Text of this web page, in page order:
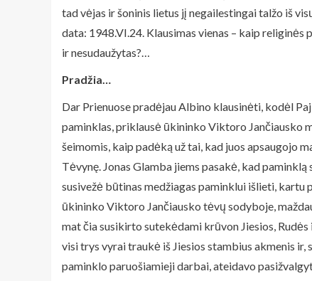
tad vėjas ir šoninis lietus jį negailestingai talžo iš
data: 1948.VI.24. Klausimas vienas – kaip
ir nesudaužytas?…
Pradžia…
Dar Prienuose pradėjau Albino klausinėti, kodėl
paminklas, priklausė ūkininko Viktoro Jančiausko
šeimomis, kaip padėką už tai, kad juos apsaugojo
Tėvynę. Jonas Glamba jiems pasakė, kad
susivežė būtinas medžiagas paminklui išlieti, kartu
ūkininko Viktoro Jančiausko tėvų sodyboje,
mat čia susikirto sutekėdami krūvon Jiesios,
visi trys vyrai traukė iš Jiesios stambius akmenis
paminklo paruošiamieji darbai, ateidavo